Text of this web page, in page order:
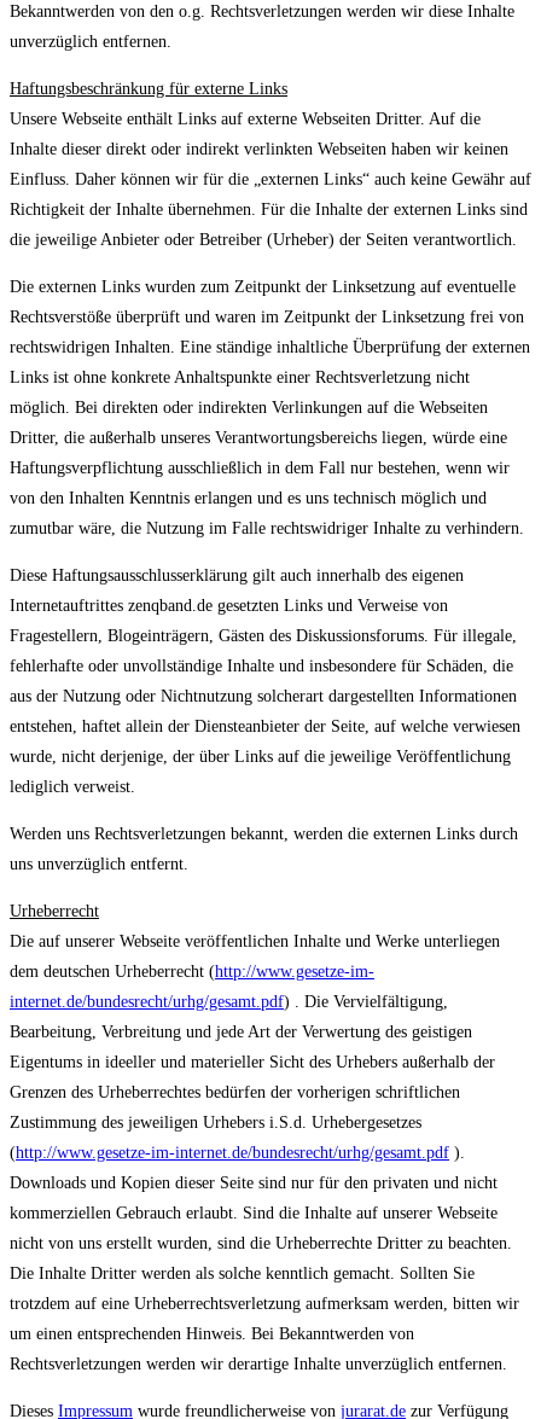
Bekanntwerden von den o.g. Rechtsverletzungen werden wir diese Inhalte
unverzüglich entfernen.
Haftungsbeschränkung für externe Links
Unsere Webseite enthält Links auf externe Webseiten Dritter. Auf die
Inhalte dieser direkt oder indirekt verlinkten Webseiten haben wir keinen
Einfluss. Daher können wir für die „externen Links“ auch keine Gewähr auf
Richtigkeit der Inhalte übernehmen. Für die Inhalte der externen Links sind
die jeweilige Anbieter oder Betreiber (Urheber) der Seiten verantwortlich.
Die externen Links wurden zum Zeitpunkt der Linksetzung auf eventuelle
Rechtsverstöße überprüft und waren im Zeitpunkt der Linksetzung frei von
rechtswidrigen Inhalten. Eine ständige inhaltliche Überprüfung der externen
Links ist ohne konkrete Anhaltspunkte einer Rechtsverletzung nicht
möglich. Bei direkten oder indirekten Verlinkungen auf die Webseiten
Dritter, die außerhalb unseres Verantwortungsbereichs liegen, würde eine
Haftungsverpflichtung ausschließlich in dem Fall nur bestehen, wenn wir
von den Inhalten Kenntnis erlangen und es uns technisch möglich und
zumutbar wäre, die Nutzung im Falle rechtswidriger Inhalte zu verhindern.
Diese Haftungsausschlusserklärung gilt auch innerhalb des eigenen
Internetauftrittes zenqband.de gesetzten Links und Verweise von
Fragestellern, Blogeinträgern, Gästen des Diskussionsforums. Für illegale,
fehlerhafte oder unvollständige Inhalte und insbesondere für Schäden, die
aus der Nutzung oder Nichtnutzung solcherart dargestellten Informationen
entstehen, haftet allein der Diensteanbieter der Seite, auf welche verwiesen
wurde, nicht derjenige, der über Links auf die jeweilige Veröffentlichung
lediglich verweist.
Werden uns Rechtsverletzungen bekannt, werden die externen Links durch
uns unverzüglich entfernt.
Urheberrecht
Die auf unserer Webseite veröffentlichen Inhalte und Werke unterliegen
dem deutschen Urheberrecht (http://www.gesetze-im-
internet.de/bundesrecht/urhg/gesamt.pdf) . Die Vervielfältigung,
Bearbeitung, Verbreitung und jede Art der Verwertung des geistigen
Eigentums in ideeller und materieller Sicht des Urhebers außerhalb der
Grenzen des Urheberrechtes bedürfen der vorherigen schriftlichen
Zustimmung des jeweiligen Urhebers i.S.d. Urhebergesetzes
(http://www.gesetze-im-internet.de/bundesrecht/urhg/gesamt.pdf ).
Downloads und Kopien dieser Seite sind nur für den privaten und nicht
kommerziellen Gebrauch erlaubt. Sind die Inhalte auf unserer Webseite
nicht von uns erstellt wurden, sind die Urheberrechte Dritter zu beachten.
Die Inhalte Dritter werden als solche kenntlich gemacht. Sollten Sie
trotzdem auf eine Urheberrechtsverletzung aufmerksam werden, bitten wir
um einen entsprechenden Hinweis. Bei Bekanntwerden von
Rechtsverletzungen werden wir derartige Inhalte unverzüglich entfernen.
Dieses Impressum wurde freundlicherweise von jurarat.de zur Verfügung